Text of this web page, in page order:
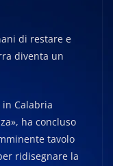
di restare e
diventa un
Calabria
ha concluso
tavolo
ridisegnare la